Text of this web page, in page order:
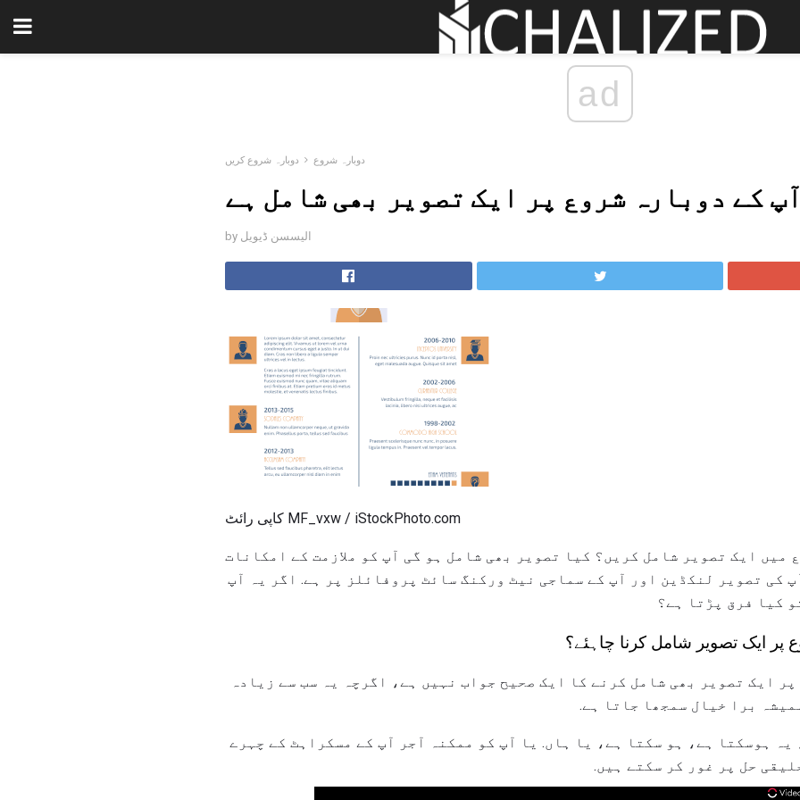
ad
دوبارہ شروع دوبارہ شروع کریں
کے دوبارہ شروع پر ایک تصویر بھی شامل ہے
by الیسسن ڈیویل
کاپی رائٹ MF_vxw / iStockPhoto.com
میں ایک تصویر شامل کریں؟ کیا تصویر بھی شامل ہو گی آپ کو ملازمت کے امکانات
کی تصویر لنکڈین اور آپ کے سماجی نیٹ ورکنگ سائٹ پروفائلز پر ہے. اگر یہ آپ
کیا فرق پڑتا ہے؟
پر ایک تصویر شامل کرنا چاہئے؟
ایک تصویر بھی شامل کرنے کا ایک صحیح جواب نہیں ہے، اگرچہ یہ سب سے زیادہ
برا خیال سمجھا جاتا ہے.
یہ ہوسکتا ہے، ہو سکتا ہے، یا ہاں. یا آپ کو ممکنہ آجر آپ کے مسکراہٹ کے چہرے
حل پر غور کر سکتے ہیں.